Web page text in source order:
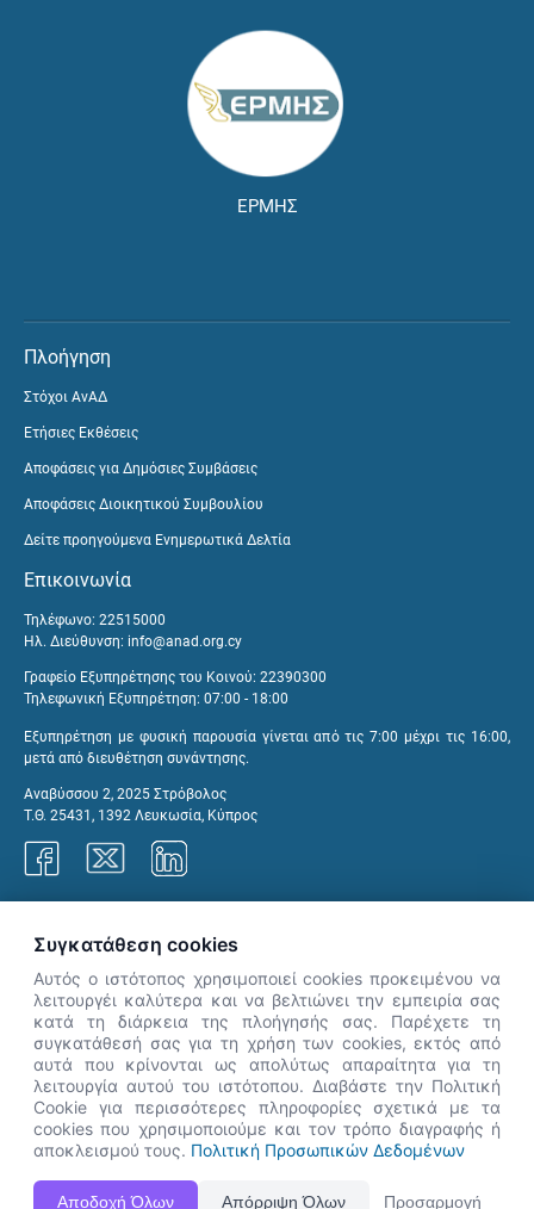
ΕΡΜΗΣ
Πλοήγηση
Στόχοι ΑνΑΔ
Ετήσιες Εκθέσεις
Αποφάσεις για Δημόσιες Συμβάσεις
Αποφάσεις Διοικητικού Συμβουλίου
Δείτε προηγούμενα Ενημερωτικά Δελτία
Επικοινωνία
Τηλέφωνο: 22515000
Ηλ. Διεύθυνση: info@anad.org.cy
Γραφείο Εξυπηρέτησης του Κοινού: 22390300
Τηλεφωνική Εξυπηρέτηση: 07:00 - 18:00
Εξυπηρέτηση με φυσική παρουσία γίνεται από τις 7:00 μέχρι τις 16:00,
μετά από διευθέτηση συνάντησης.
Αναβύσσου 2, 2025 Στρόβολος
Τ.Θ. 25431, 1392 Λευκωσία, Κύπρος
Η Ιστοσελίδα ΑνΑΔ είναι πλήρως συμβατή με τις νεότερες εκδόσεις, Google Chrome, Mozilla Firefox,
Apple Safari καθώς και Internet Explorer.
👋 Καλώς ήρθες! Είμαι η Νόησις.
Πες μου πώς μπορώ να σε βοηθήσω
σήμερα.
Συγκατάθεση cookies
Αυτός ο ιστότοπος χρησιμοποιεί cookies προκειμένου να
λειτουργέι καλύτερα και να βελτιώνει την εμπειρία σας
κατά τη διάρκεια της πλοήγησής σας. Παρέχετε τη
συγκατάθεσή σας για τη χρήση των cookies, εκτός από
αυτά που κρίνονται ως απολύτως απαραίτητα για τη
λειτουργία αυτού του ιστότοπου. Διαβάστε την Πολιτική
Cookie για περισσότερες πληροφορίες σχετικά με τα
cookies που χρησιμοποιούμε και τον τρόπο διαγραφής ή
αποκλεισμού τους. Πολιτική Προσωπικών Δεδομένων
Αποδοχή Όλων Απόρριψη Όλων Προσαρμογή